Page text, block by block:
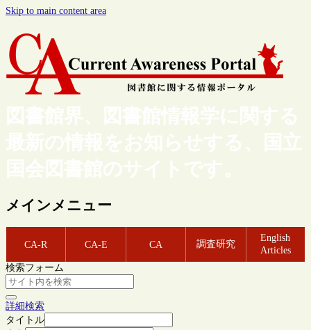
Skip to main content area
図書館界、図書館情報学に関する
最新の情報をお知らせする、国立
国会図書館のサイトです。
メインメニュー
CA-R CA-E CA 調査研究
English
Articles
検索フォーム
詳細検索
タイトル